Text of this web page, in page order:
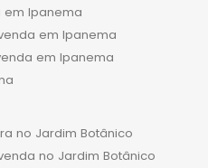
em Ipanema
em Ipanema
em Ipanema
no Jardim Botânico
no Jardim Botânico